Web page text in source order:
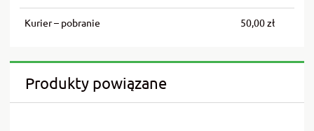
Kurier – pobranie 50,00 zł
Produkty powiązane